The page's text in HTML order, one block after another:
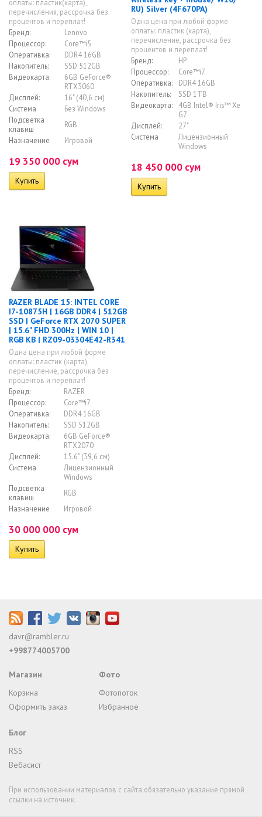
оплаты: пластик(карта),
перечисления, рассрочка без
процентов и переплат!
Бренд:
Lenovo
Процессор:
Core™i5
Оперативка:
DDR4 16GB
Накопитель:
SSD 512GB
Видеокарта:
6GB GeForce®
RTX3060
Дисплей:
16" (40,6 см)
Система
Без Windows
Подсветка
клавиш
RGB
Назначение
Игровой
19 350 000 сум
RU) Silver (4F670PA)
Одна цена при любой форме
оплаты: пластик (карта),
перечисление, рассрочка без
процентов и переплат!
Бренд:
HP
Процессор:
Core™i7
Оперативка:
DDR4 16GB
Накопитель:
SSD 1TB
Видеокарта:
4GB Intel® Iris™ Xe
G7
Дисплей:
27"
Система
Лицензионный
Windows
18 450 000 сум
RAZER BLADE 15: INTEL CORE
I7-10875H | 16GB DDR4 | 512GB
SSD | GeForce RTX 2070 SUPER
| 15.6" FHD 300Hz | WIN 10 |
RGB KB | RZ09-03304E42-R341
Одна цена при любой форме
оплаты: пластик (карта),
перечисление, рассрочка без
процентов и переплат!
Бренд:
RAZER
Процессор:
Core™i7
Оперативка:
DDR4 16GB
Накопитель:
SSD 512GB
Видеокарта:
6GB GeForce®
RTX2070
Дисплей:
15.6" (39,6 см)
Система
Лицензионный
Windows
Подсветка
клавиш
RGB
Назначение
Игровой
30 000 000 сум
davr@rambler.ru
+998774005700
Магазин
Корзина
Оформить заказ
Фото
Фотопоток
Избранное
Блог
RSS
Вебасист
При использовании материалов с сайта обязательно указание прямой
ссылки на источник.